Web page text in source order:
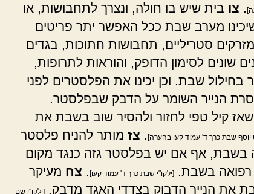
צו בית שיש בו חולה, ונצרך לתחבושות, או
שיכינו מערב שבת ככל האפשר יתר פריטים
מזרקים סטריליים, תחבושות חתוכות, בגדים
שונים לסימון הדופק, והוראות לתרופות,
שבת. וכן יכינו את הפלסטרים לפני
הנייר השומר על הדבק שבפלסטר.
שאז קיל טפי לחזור ולהסיר שוב בשבת את
יוסף שבת כרך ד' עמוד קעו בהערה] צז מותר להניח פלסטר
בשבת, אף אם יש בפלסטר גזה כנגד מקום
רפואה בשבת.
[ילקו"י שבת כרך ד' עמוד קעו] צח מעיקר
את הנייר הדבוק בצדדי האגד מדבק.
[ילקו"י שם